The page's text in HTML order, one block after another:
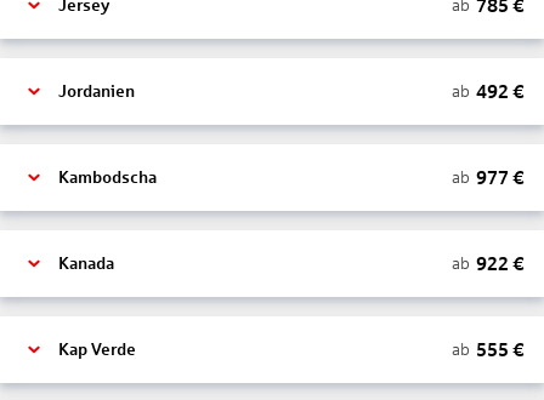
Jersey ab 785 €
Jordanien ab 492 €
Kambodscha ab 977 €
Kanada ab 922 €
Kap Verde ab 555 €